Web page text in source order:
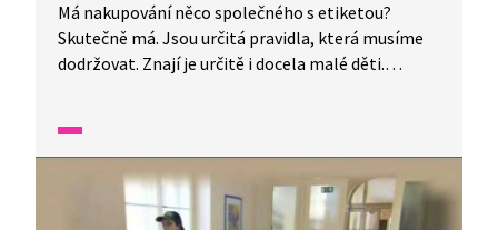
Má nakupování něco společného s etiketou?
Skutečně má. Jsou určitá pravidla, která musíme
dodržovat. Znají je určitě i docela malé děti.